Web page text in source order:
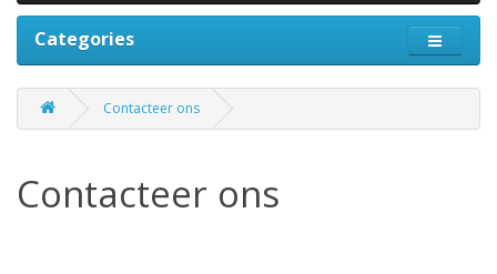
Categories
Contacteer ons
Contacteer ons